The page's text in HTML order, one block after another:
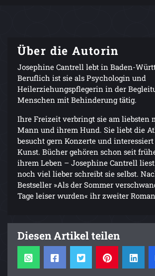
Über die Autorin
Josephine Cantrell lebt in Baden-
Beruflich ist sie als Psychologin und
Heilerziehungspflegerin in der
Menschen mit Behinderung tätig.
Ihre Freizeit verbringt sie am liebsten
Mann und ihrem Hund. Sie liebt die
besucht gern Konzerte und
Kunst. Bücher gehören schon seit
ihrem Leben – Josephine Cantrell liest
noch viel lieber schreibt sie selbst.
Bestseller »Als der Sommer
Tage leiser wurden« ihr zweiter
Diesen Artikel teilen